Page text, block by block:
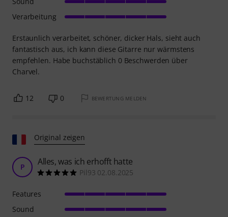
Erstaunlich verarbeitet, schöner, dicker Hals, sieht auch
fantastisch aus, ich kann diese Gitarre nur wärmstens
empfehlen. Habe buchstäblich 0 Beschwerden über
Charvel.
Verarbeitung
12 0 BEWERTUNG MELDEN
Original zeigen
P Alles, was ich erhofft hatte
Pil93 02.08.2025
Features
Sound